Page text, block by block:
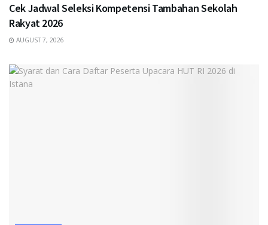
Cek Jadwal Seleksi Kompetensi Tambahan Sekolah
Rakyat 2026
AUGUST 7, 2026